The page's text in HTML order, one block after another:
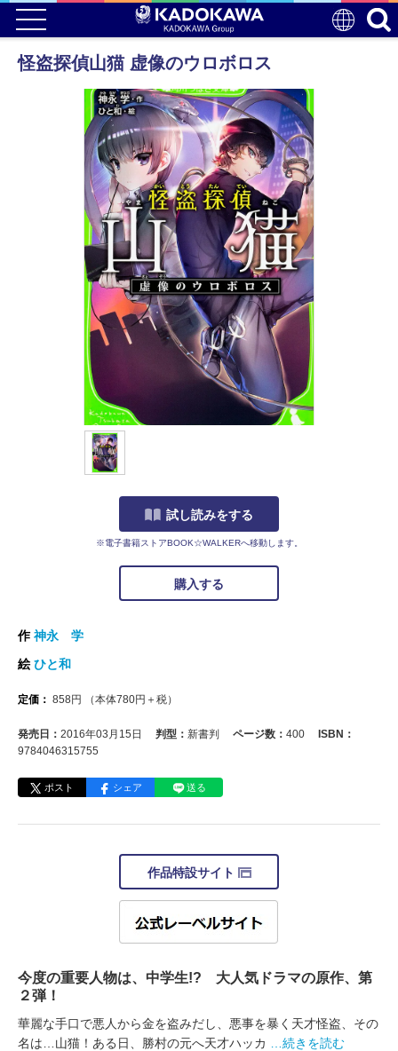
怪盗探偵山猫 虚像のウロボロス
試し読みをする
※電子書籍ストアBOOK☆WALKERへ移動します。
購入する
作神永 学
絵ひと和
定価： 858円 （本体780円＋税）
発売日： 2016年03月15日 判型： 新書判 ページ数： 400
ISBN：
9784046315755
ポスト シェア 送る
作品特設サイト
今度の重要人物は、中学生!? 大人気ドラマの原作、第
２弾！
華麗な手口で悪人から金を盗みだし、悪事を暴く天才怪盗、その
名は…山猫！ある日、勝村の元へ天才ハッカ
…続きを読む